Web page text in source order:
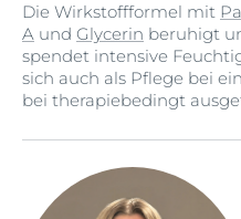
Die Wirkstoffformel mit
A und Glycerin beruhigt
spendet intensive
sich auch als Pflege bei
bei therapiebedingt